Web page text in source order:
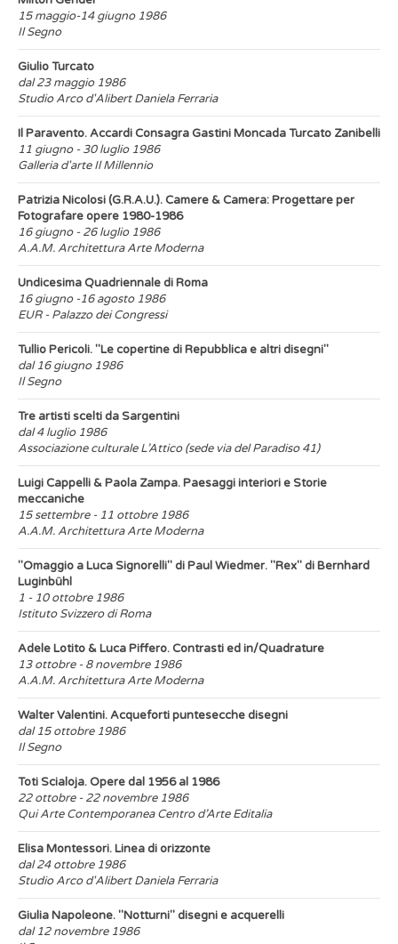
15 maggio-14 giugno 1986
Il Segno
Giulio Turcato
dal 23 maggio 1986
Studio Arco d'Alibert Daniela Ferraria
Il Paravento. Accardi Consagra Gastini Moncada Turcato Zanibelli
11 giugno - 30 luglio 1986
Galleria d'arte Il Millennio
Patrizia Nicolosi (G.R.A.U.). Camere & Camera: Progettare per
Fotografare opere 1980-1986
16 giugno - 26 luglio 1986
A.A.M. Architettura Arte Moderna
Undicesima Quadriennale di Roma
16 giugno -16 agosto 1986
EUR - Palazzo dei Congressi
Tullio Pericoli. "Le copertine di Repubblica e altri disegni"
dal 16 giugno 1986
Il Segno
Tre artisti scelti da Sargentini
dal 4 luglio 1986
Associazione culturale L’Attico (sede via del Paradiso 41)
Luigi Cappelli & Paola Zampa. Paesaggi interiori e Storie
meccaniche
15 settembre - 11 ottobre 1986
A.A.M. Architettura Arte Moderna
"Omaggio a Luca Signorelli" di Paul Wiedmer. "Rex" di Bernhard
Luginbühl
1 - 10 ottobre 1986
Istituto Svizzero di Roma
Adele Lotito & Luca Piffero. Contrasti ed in/Quadrature
13 ottobre - 8 novembre 1986
A.A.M. Architettura Arte Moderna
Walter Valentini. Acqueforti puntesecche disegni
dal 15 ottobre 1986
Il Segno
Toti Scialoja. Opere dal 1956 al 1986
22 ottobre - 22 novembre 1986
Qui Arte Contemporanea Centro d’Arte Editalia
Elisa Montessori. Linea di orizzonte
dal 24 ottobre 1986
Studio Arco d'Alibert Daniela Ferraria
Giulia Napoleone. "Notturni" disegni e acquerelli
dal 12 novembre 1986